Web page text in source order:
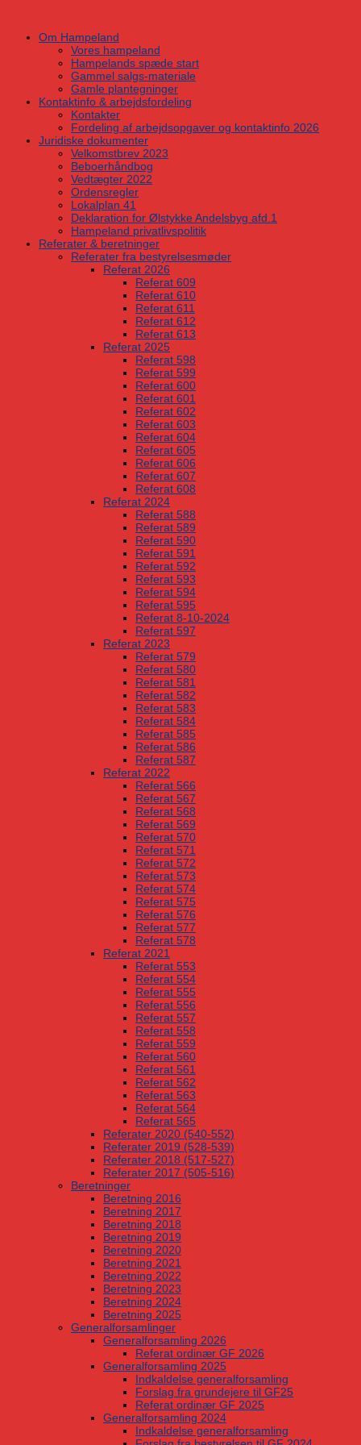
contentOm Hampeland
Vores hampeland
Hampelands spæde start
Gammel salgs-materiale
Gamle plantegninger
Kontaktinfo & arbejdsfordeling
Kontakter
Fordeling af arbejdsopgaver og kontaktinfo 2026
Juridiske dokumenter
Velkomstbrev 2023
Beboerhåndbog
Vedtægter 2022
Ordensregler
Lokalplan 41
Deklaration for Ølstykke Andelsbyg afd.1
Hampeland privatlivspolitik
Referater & beretninger
Referater fra bestyrelsesmøder
Referat 2026
Referat 609
Referat 610
Referat 611
Referat 612
Referat 613
Referat 2025
Referat 598
Referat 599
Referat 600
Referat 601
Referat 602
Referat 603
Referat 604
Referat 605
Referat 606
Referat 607
Referat 608
Referat 2024
Referat 588
Referat 589
Referat 590
Referat 591
Referat 592
Referat 593
Referat 594
Referat 595
Referat 8-10-2024
Referat 597
Referat 2023
Referat 579
Referat 580
Referat 581
Referat 582
Referat 583
Referat 584
Referat 585
Referat 586
Referat 587
Referat 2022
Referat 566
Referat 567
Referat 568
Referat 569
Referat 570
Referat 571
Referat 572
Referat 573
Referat 574
Referat 575
Referat 576
Referat 577
Referat 578
Referat 2021
Referat 553
Referat 554
Referat 555
Referat 556
Referat 557
Referat 558
Referat 559
Referat 560
Referat 561
Referat 562
Referat 563
Referat 564
Referat 565
Referater 2020 (540-552)
Referater 2019 (528-539)
Referater 2018 (517-527)
Referater 2017 (505-516)
Beretninger
Beretning 2016
Beretning 2017
Beretning 2018
Beretning 2019
Beretning 2020
Beretning 2021
Beretning 2022
Beretning 2023
Beretning 2024
Beretning 2025
Generalforsamlinger
Generalforsamling 2026
Referat ordinær GF 2026
Generalforsamling 2025
Indkaldelse generalforsamling
Forslag fra grundejere til GF25
Referat ordinær GF 2025
Generalforsamling 2024
Indkaldelse generalforsamling